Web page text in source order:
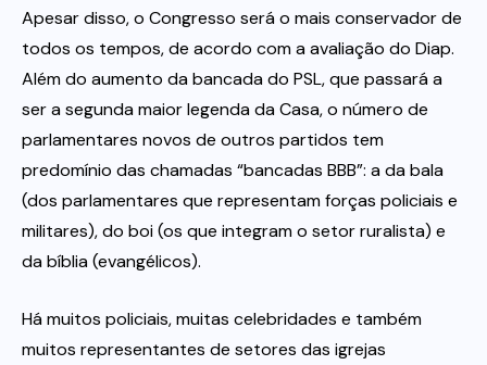
Apesar disso, o Congresso será o mais conservador de
todos os tempos, de acordo com a avaliação do Diap.
Além do aumento da bancada do PSL, que passará a
ser a segunda maior legenda da Casa, o número de
parlamentares novos de outros partidos tem
predomínio das chamadas “bancadas BBB”: a da bala
(dos parlamentares que representam forças policiais e
militares), do boi (os que integram o setor ruralista) e
da bíblia (evangélicos).
Há muitos policiais, muitas celebridades e também
muitos representantes de setores das igrejas